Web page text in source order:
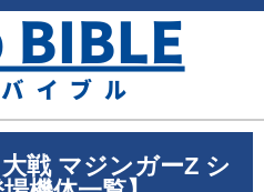
戦 マジンガーZ シ